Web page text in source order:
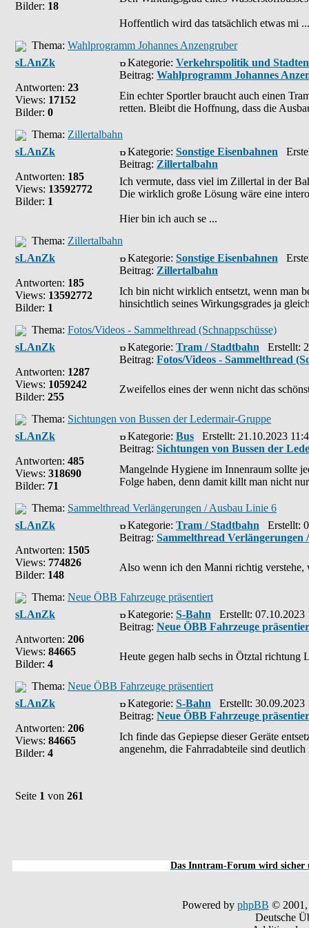
Bilder: 18
Hoffentlich wird das tatsächlich etwas mi ...
Thema: Wahlprogramm Johannes Anzengruber
sLAnZk
Antworten: 23
Views: 17152
Bilder: 0
Kategorie: Verkehrspolitik und
Beitrag: Wahlprogramm Johannes
Ein echter Sportler braucht auch einen
retten. Bleibt die Hoffnung, dass die
Thema: Zillertalbahn
sLAnZk
Antworten: 185
Views: 13592772
Bilder: 1
Kategorie: Sonstige Eisenbahnen
Beitrag: Zillertalbahn
Ich vermute, dass viel im Zillertal in der
Die wirklich große Lösung wäre eine
Hier bin ich auch se ...
Thema: Zillertalbahn
sLAnZk
Antworten: 185
Views: 13592772
Bilder: 1
Kategorie: Sonstige Eisenbahnen
Beitrag: Zillertalbahn
Ich bin nicht wirklich entsetzt, wenn man
hinsichtlich seines Wirkungsgrades ja
Thema: Fotos/Videos - Sammelthread (Schnappschüsse)
sLAnZk
Antworten: 1287
Views: 1059242
Bilder: 255
Kategorie: Tram / Stadtbahn Erstellt:
Beitrag: Fotos/Videos - Sammelthread
Zweifellos eines der wenn nicht das
Thema: Sichtungen von Bussen der Ledermair-Gruppe
sLAnZk
Antworten: 485
Views: 318690
Bilder: 71
Kategorie: Bus Erstellt: 21.10.2023
Beitrag: Sichtungen von Bussen der
Mangelnde Hygiene im Innenraum sollte
Folge haben, denn damit killt man nicht
Thema: Sammelthread Verlängerungen / Ausbau Linie 6
sLAnZk
Antworten: 1505
Views: 774826
Bilder: 148
Kategorie: Tram / Stadtbahn Erstellt:
Beitrag: Sammelthread Verlängerungen
Also wenn ich den Manni richtig verstehe,
Thema: Neue ÖBB Fahrzeuge präsentiert
sLAnZk
Antworten: 206
Views: 84665
Bilder: 4
Kategorie: S-Bahn Erstellt: 07.10.2023
Beitrag: Neue ÖBB Fahrzeuge
Heute gegen halb sechs in Ötztal richtung
Thema: Neue ÖBB Fahrzeuge präsentiert
sLAnZk
Antworten: 206
Views: 84665
Bilder: 4
Kategorie: S-Bahn Erstellt: 30.09.2023
Beitrag: Neue ÖBB Fahrzeuge
Ich finde das Gepiepse dieser Geräte
angenehm, die Fahrradabteile sind
Seite 1 von 261
Das Inntram-Forum wird sicher
Powered by phpBB © 2001,
Deutsche